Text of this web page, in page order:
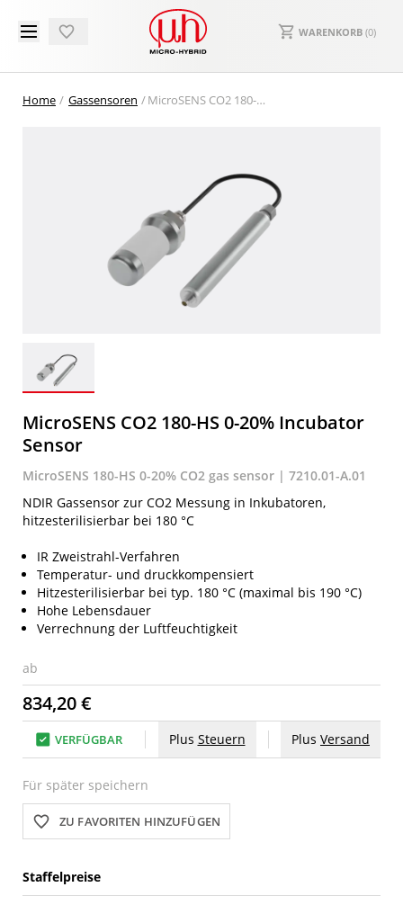
WARENKORB (0)
Home Gassensoren MicroSENS CO2 180-HS 0-20% Incubator Sensor
MicroSENS CO2 180-HS 0-20% Incubator
Sensor
MicroSENS 180-HS 0-20% CO2 gas sensor | 7210.01-A.01
NDIR Gassensor zur CO2 Messung in Inkubatoren,
hitzesterilisierbar bei 180 °C
IR Zweistrahl-Verfahren
Temperatur- und druckkompensiert
Hitzesterilisierbar bei typ. 180 °C (maximal bis 190 °C)
Hohe Lebensdauer
Verrechnung der Luftfeuchtigkeit
ab
834,20 €
VERFÜGBAR Plus Steuern Plus Versand
Für später speichern
ZU FAVORITEN HINZUFÜGEN
Staffelpreise